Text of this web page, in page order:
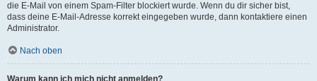
die E-Mail von einem Spam-Filter blockiert wurde. Wenn du dir sicher bist,
dass deine E-Mail-Adresse korrekt eingegeben wurde, dann kontaktiere einen
Administrator.
Nach oben
Warum kann ich mich nicht anmelden?